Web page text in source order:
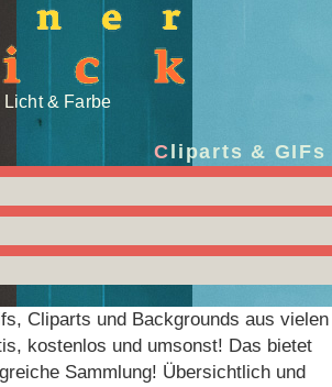
Licht & Farbe
Cliparts & GIFs
Cliparts und Backgrounds aus vielen
kostenlos und umsonst! Das bietet
Sammlung! Übersichtlich und